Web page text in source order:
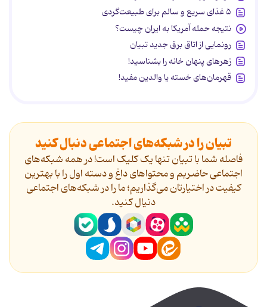
۵ غذای سریع و سالم برای طبیعت‌گردی
نتیجه حمله آمریکا به ایران چیست؟
رونمایی از اتاق برق جدید تبیان
زهرهای پنهان خانه را بشناسید!
قهرمان‌های خسته یا والدین مفید!
تبیان را در شبکه‌های اجتماعی دنبال کنید
فاصله شما با تبیان تنها یک کلیک است! در همه شبکه‌های
اجتماعی حاضریم و محتواهای داغ و دسته اول را با بهترین
کیفیت در اختیارتان می‌گذاریم؛ ما را در شبکه‌های اجتماعی
دنیال کنید.